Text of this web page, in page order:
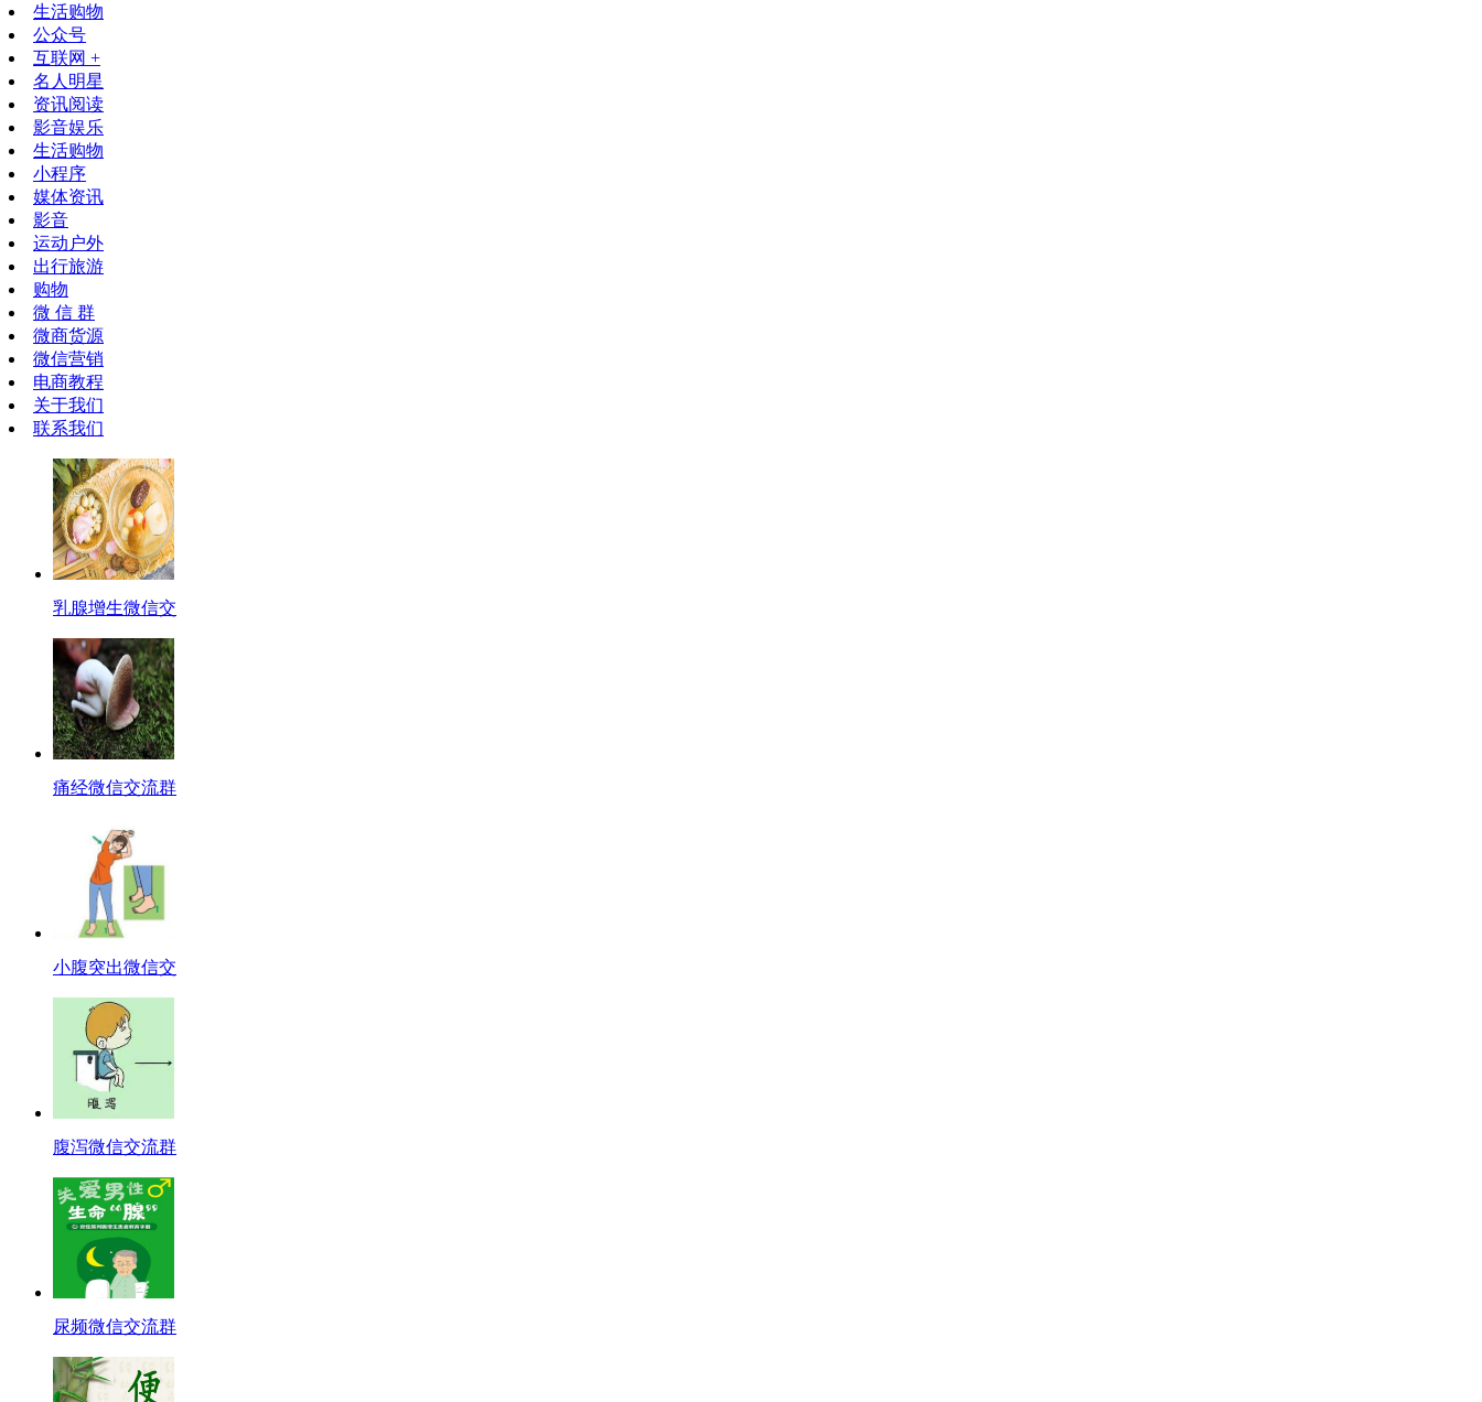
生活购物
公众号
互联网 +
名人明星
资讯阅读
影音娱乐
生活购物
小程序
媒体资讯
影音
运动户外
出行旅游
购物
微 信 群
微商货源
微信营销
电商教程
关于我们
联系我们
乳腺增生微信交
痛经微信交流群
小腹突出微信交
腹泻微信交流群
尿频微信交流群